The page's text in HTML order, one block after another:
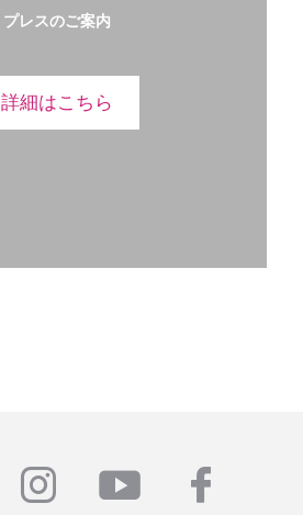
プレスのご案内
詳細はこちら
instagram
youtube